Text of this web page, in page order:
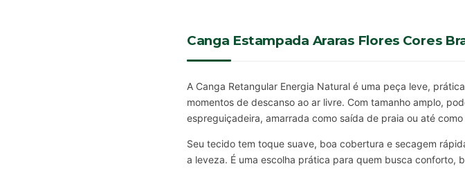
Canga Estampada Araras Flores Cores
A Canga Retangular Energia Natural é uma peça leve,
momentos de descanso ao ar livre. Com tamanho amplo,
espreguiçadeira, amarrada como saída de praia ou até
Seu tecido tem toque suave, boa cobertura e secagem
a leveza. É uma escolha prática para quem busca conforto,